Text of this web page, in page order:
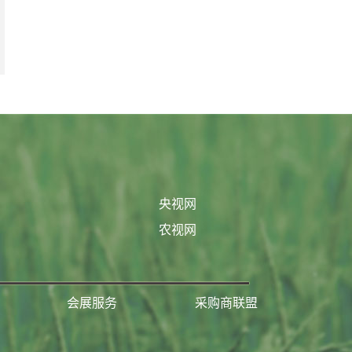
央视网
农视网
会展服务 采购商联盟